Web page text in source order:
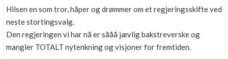
Hilsen en som tror, håper og drømmer om et regjeringsskifte ved
neste stortingsvalg.
Den regjeringen vi har nå er sååå jævlig bakstreverske og
mangler TOTALT nytenkning og visjoner for fremtiden.